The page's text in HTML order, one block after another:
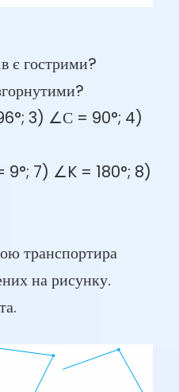
є гострими?
3) ∠С = 90°; 4)
7) ∠K = 180°; 8)
транспортира
на рисунку.